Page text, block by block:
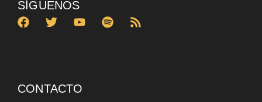
SÍGUENOS
CONTACTO